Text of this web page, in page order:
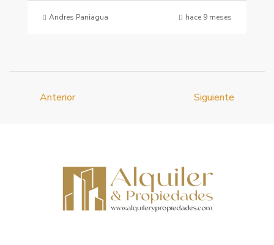
Andres Paniagua hace 9 meses
Anterior Siguiente